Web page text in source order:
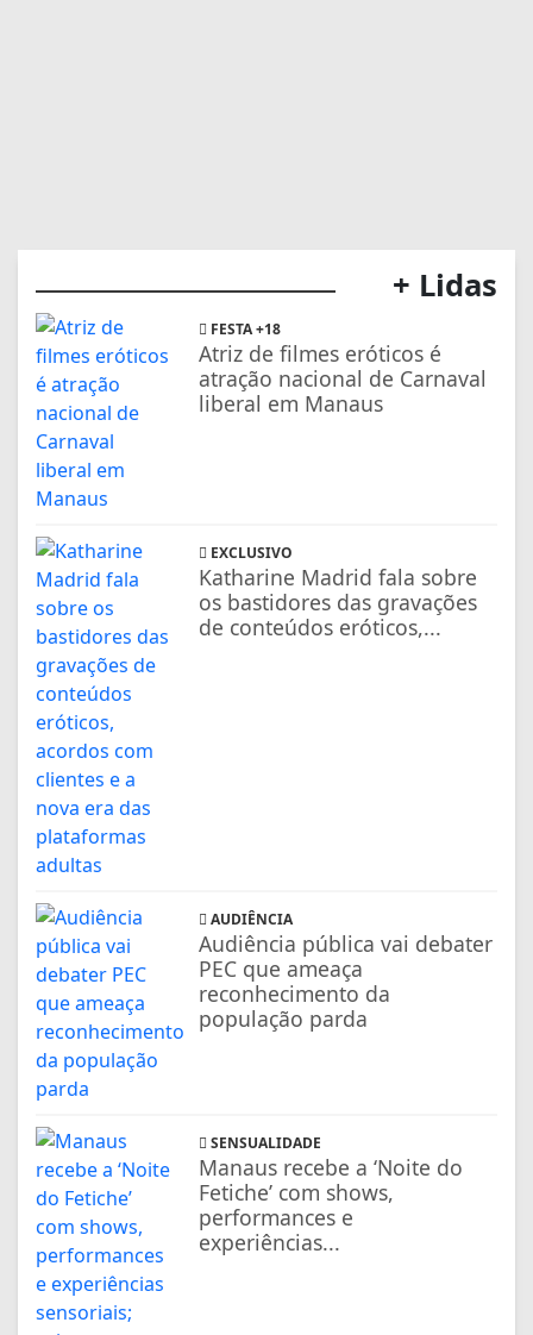
+ Lidas
FESTA +18
Atriz de filmes eróticos é
atração nacional de Carnaval
liberal em Manaus
EXCLUSIVO
Katharine Madrid fala sobre
os bastidores das gravações
de conteúdos eróticos,...
AUDIÊNCIA
Audiência pública vai debater
PEC que ameaça
reconhecimento da
população parda
SENSUALIDADE
Manaus recebe a ‘Noite do
Fetiche’ com shows,
performances e
experiências...